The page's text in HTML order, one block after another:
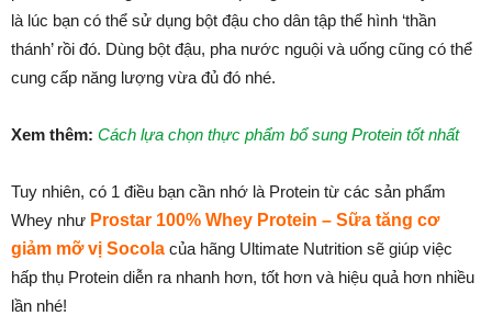
là lúc bạn có thể sử dụng bột đậu cho dân tập thể hình ‘thần
thánh’ rồi đó. Dùng bột đậu, pha nước nguội và uống cũng có thể
cung cấp năng lượng vừa đủ đó nhé.
Xem thêm: Cách lựa chọn thực phẩm bổ sung Protein tốt nhất
Tuy nhiên, có 1 điều bạn cần nhớ là Protein từ các sản phẩm
Whey như Prostar 100% Whey Protein – Sữa tăng cơ
giảm mỡ vị Socola của hãng Ultimate Nutrition sẽ giúp việc
hấp thụ Protein diễn ra nhanh hơn, tốt hơn và hiệu quả hơn nhiều
lần nhé!